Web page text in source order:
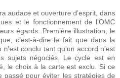
audace et ouverture d'esprit, dans
et le fonctionnement de l’OMC
égards. Première illustration, le
c’est-à-dire le fait que dans la
conclu tant qu’un accord n’est
sujets négociés. Le cycle est en
le choix à la carte est exclu. Si ce
pour éviter les stratégies de